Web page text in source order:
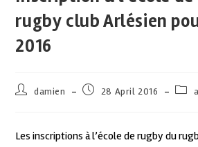
rugby club Arlésien
2016
damien 28 April 2016
Les inscriptions à l’école de rugby du